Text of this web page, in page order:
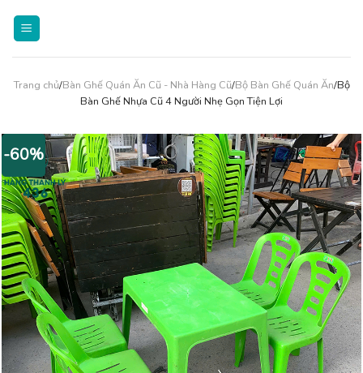
Trang chủ/Bàn Ghế Quán Ăn Cũ - Nhà Hàng Cũ/Bộ Bàn Ghế Quán Ăn/Bộ
Bàn Ghế Nhựa Cũ 4 Người Nhẹ Gọn Tiện Lợi
-60%